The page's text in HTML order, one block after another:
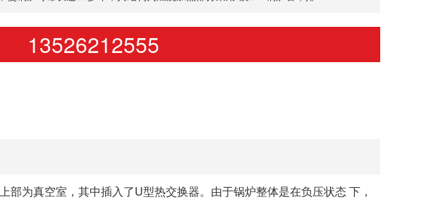
13526212555
为真空室，其中插入了U型热交换器。由于锅炉整体是在负压状态 下，